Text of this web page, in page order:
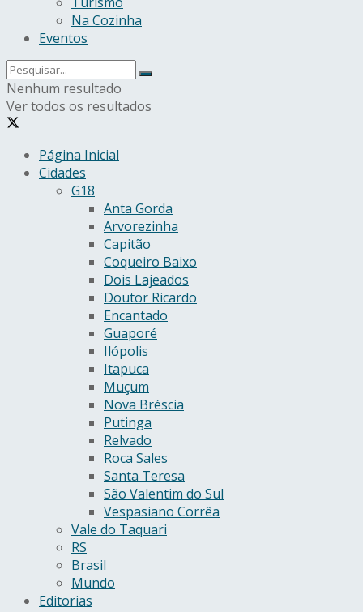
Na Cozinha
Eventos
Nenhum resultado
Ver todos os resultados
Página Inicial
Cidades
G18
Anta Gorda
Arvorezinha
Capitão
Coqueiro Baixo
Dois Lajeados
Doutor Ricardo
Encantado
Guaporé
Ilópolis
Itapuca
Muçum
Nova Bréscia
Putinga
Relvado
Roca Sales
Santa Teresa
São Valentim do Sul
Vespasiano Corrêa
Vale do Taquari
RS
Brasil
Mundo
Editorias